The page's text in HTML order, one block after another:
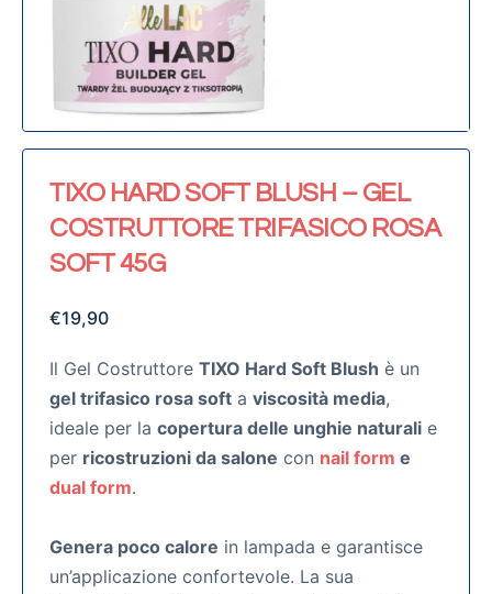
TIXO HARD SOFT BLUSH – GEL
COSTRUTTORE TRIFASICO ROSA
SOFT 45G
€19,90
Il Gel Costruttore TIXO Hard Soft Blush è un
gel trifasico rosa soft a viscosità media,
ideale per la copertura delle unghie naturali e
per ricostruzioni da salone con nail form e
dual form.
Genera poco calore in lampada e garantisce
un’applicazione confortevole. La sua